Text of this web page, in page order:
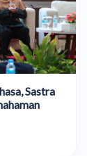
Sastra